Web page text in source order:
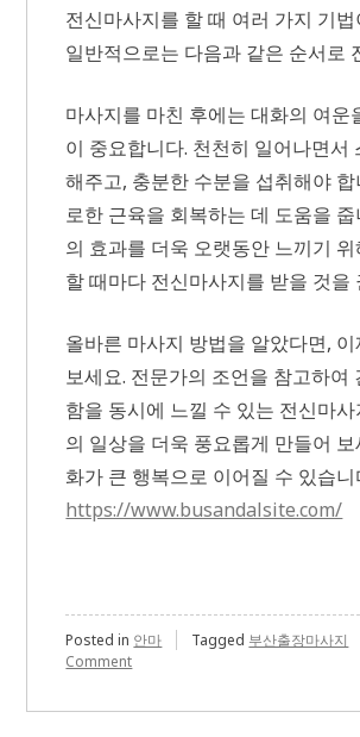
전신마사지를 할 때 여러 가지 기
일반적으로는 다음과 같은 순서로
마사지를 마친 후에는 대화의 여운
이 중요합니다. 천천히 일어나면서
해주고, 충분한 수분을 섭취해야 합
로한 근육을 회복하는 데 도움을 줍
의 효과를 더욱 오랫동안 느끼기
할 때마다 전신마사지를 받을 것을
올바른 마사지 방법을 알았다면,
보세요. 전문가의 조언을 참고하여
함을 동시에 느낄 수 있는 전신마
의 일상을 더욱 풍요롭게 만들어 보
화가 큰 행복으로 이어질 수 있습니
https://www.busandalsite.com/
Posted in 안마 Tagged 부산출장마사지
Commenton